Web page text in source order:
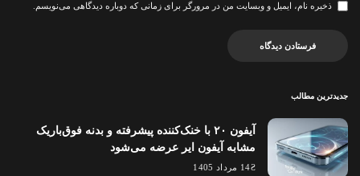
ذخیره نام، ایمیل و وبسایت من در مرورگر برای زمانی که دوباره دیدگاهی می‌نویسم.
جدیدترین مطالب
آیفون ۲۰ با خنک‌کننده پیشرفته و بدنه فوق‌باریک
مشابه آیفون ایر عرضه می‌شود
14 مرداد 1405